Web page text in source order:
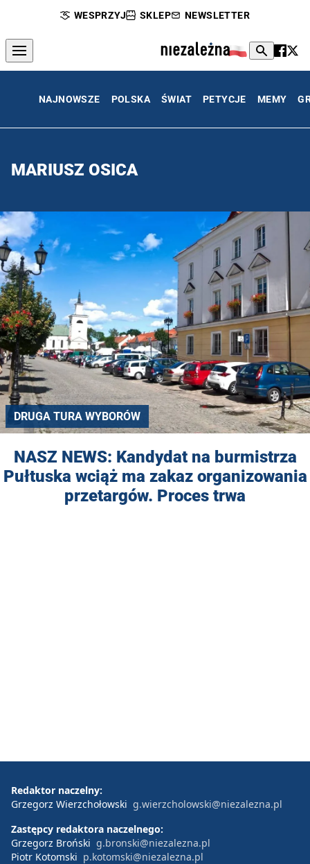
WESPRZYJ SKLEP NEWSLETTER
NAJNOWSZE POLSKA ŚWIAT PETYCJE MEMY
MARIUSZ OSICA
DRUGA TURA WYBORÓW
NASZ NEWS: Kandydat na burmistrza
Pułtuska wciąż ma zakaz organizowania
przetargów. Proces trwa
Redaktor naczelny:
Grzegorz Wierzchołowski g.wierzcholowski@niezalezna.pl
Zastępcy redaktora naczelnego:
Grzegorz Broński g.bronski@niezalezna.pl
Piotr Kotomski p.kotomski@niezalezna.pl